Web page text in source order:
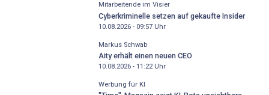
Mitarbeitende im Visier
Cyberkriminelle setzen auf gekaufte Insider
10.08.2026 - 09:57Uhr
Markus Schwab
Aity erhält einen neuen CEO
10.08.2026 - 11:22Uhr
Werbung für KI